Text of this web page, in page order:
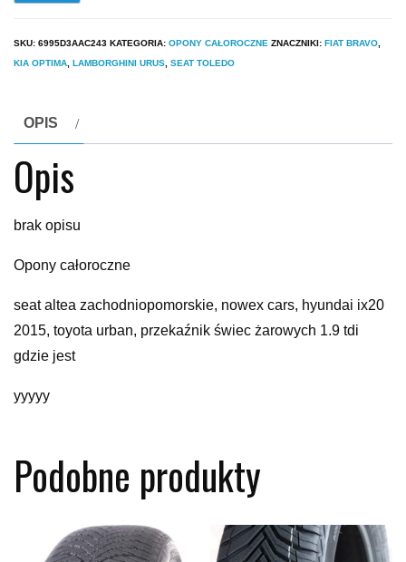
SKU: 6995D3AAC243 KATEGORIA: OPONY CAŁOROCZNE ZNACZNIKI: FIAT BRAVO
KIA OPTIMA LAMBORGHINI URUS SEAT TOLEDO
OPIS
Opis
brak opisu
Opony całoroczne
seat altea zachodniopomorskie, nowex cars, hyundai ix20
2015, toyota urban, przekaźnik świec żarowych 1.9 tdi
gdzie jest
yyyyy
Podobne produkty